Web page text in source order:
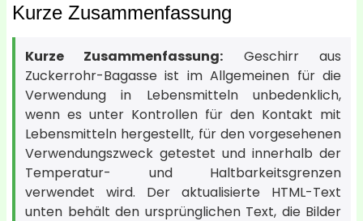
Kurze Zusammenfassung
Kurze Zusammenfassung: Geschirr aus
Zuckerrohr-Bagasse ist im Allgemeinen für die
Verwendung in Lebensmitteln unbedenklich,
wenn es unter Kontrollen für den Kontakt mit
Lebensmitteln hergestellt, für den vorgesehenen
Verwendungszweck getestet und innerhalb der
Temperatur- und Haltbarkeitsgrenzen
verwendet wird. Der aktualisierte HTML-Text
unten behält den ursprünglichen Text, die Bilder